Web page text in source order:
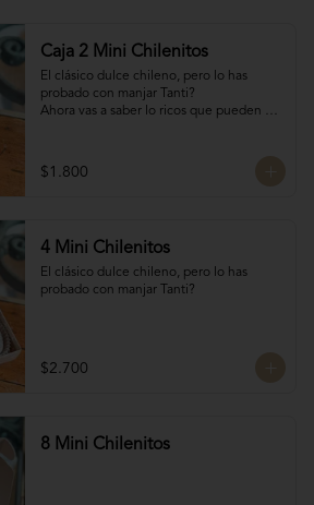
Caja 2 Mini Chilenitos
El clásico dulce chileno, pero lo has
probado con manjar Tanti?
Ahora vas a saber lo ricos que pueden
espolvoreados con azúcar flor.
Para dar un dulce especial en estas
$1.800
4 Mini Chilenitos
El clásico dulce chileno, pero lo has
probado con manjar Tanti?
$2.700
8 Mini Chilenitos